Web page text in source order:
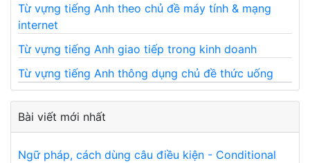
Từ vựng tiếng Anh theo chủ đề máy tính & mạng
internet
Từ vựng tiếng Anh giao tiếp trong kinh doanh
Từ vựng tiếng Anh thông dụng chủ đề thức uống
Bài viết mới nhất
Ngữ pháp, cách dùng câu điều kiện - Conditional